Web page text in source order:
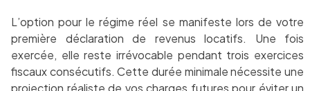
L’option pour le régime réel se manifeste lors de votre
première déclaration de revenus locatifs. Une fois
exercée, elle reste irrévocable pendant trois exercices
fiscaux consécutifs. Cette durée minimale nécessite une
projection réaliste de vos charges futures pour éviter un